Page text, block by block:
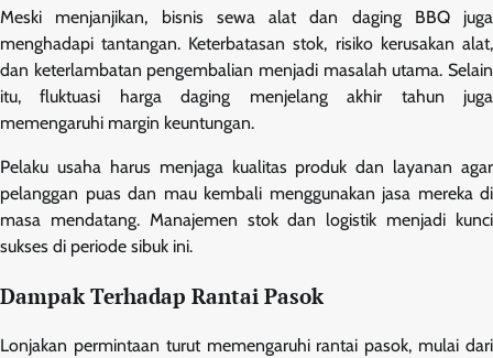
Meski menjanjikan, bisnis sewa alat dan daging BBQ juga
menghadapi tantangan. Keterbatasan stok, risiko kerusakan alat,
dan keterlambatan pengembalian menjadi masalah utama. Selain
itu, fluktuasi harga daging menjelang akhir tahun juga
memengaruhi margin keuntungan.
Pelaku usaha harus menjaga kualitas produk dan layanan agar
pelanggan puas dan mau kembali menggunakan jasa mereka di
masa mendatang. Manajemen stok dan logistik menjadi kunci
sukses di periode sibuk ini.
Dampak Terhadap Rantai Pasok
Lonjakan permintaan turut memengaruhi rantai pasok, mulai dari